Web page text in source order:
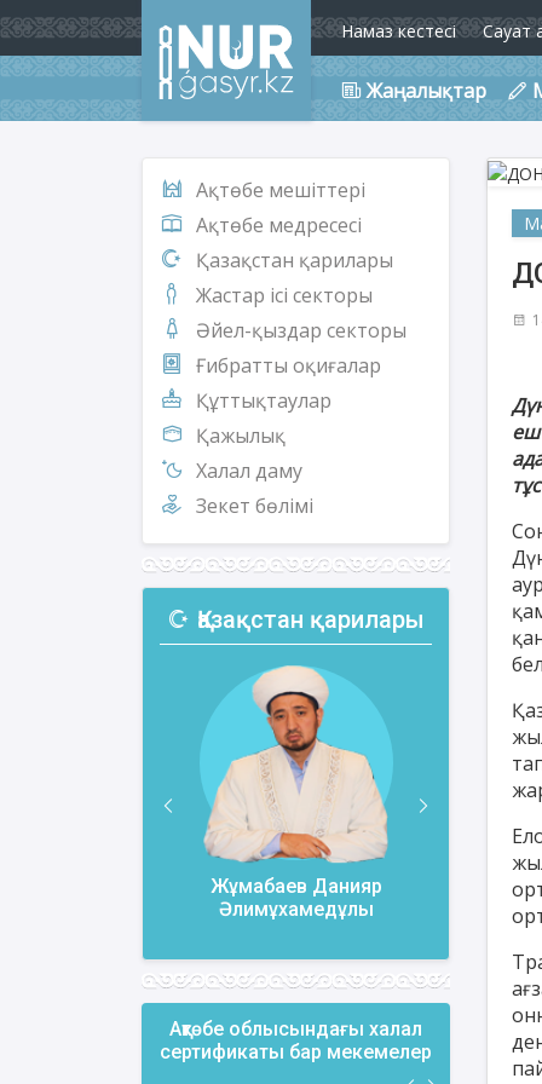
Намаз кестесі Сауат
Жаңалықтар
Ақтөбе мешіттері
Ақтөбе медресесі
Қазақстан қарилары
Жастар ісі секторы
Әйел-қыздар секторы
Ғибратты оқиғалар
Құттықтаулар
Қажылық
Халал даму
Зекет бөлімі
Қазақстан қарилары
Жұмабаев Данияр
Әлимұхамедұлы
Ақтөбе облысындағы халал
сертификаты бар мекемелер